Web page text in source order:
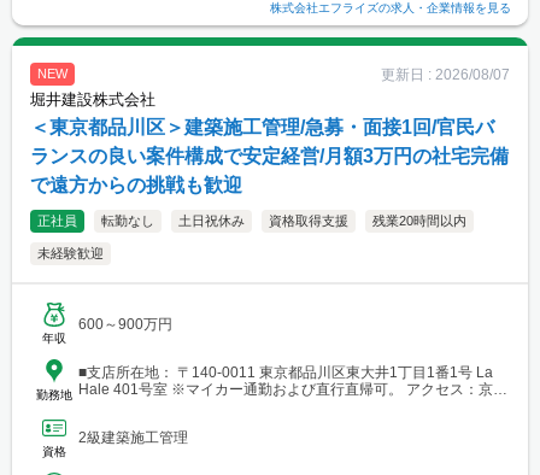
株式会社エフライズの求人・企業情報を見る
NEW 更新日 : 2026/08/07
堀井建設株式会社
＜東京都品川区＞建築施工管理/急募・面接1回/官民バ
ランスの良い案件構成で安定経営/月額3万円の社宅完備
で遠方からの挑戦も歓迎
正社員 転勤なし 土日祝休み 資格取得支援 残業20時間以内
未経験歓迎
年収
600～900万円
勤務地
■支店所在地： 〒140-0011 東京都品川区東大井1丁目1番1号 La
Hale 401号室 ※マイカー通勤および直行直帰可。 アクセス：京浜
資格
2級建築施工管理